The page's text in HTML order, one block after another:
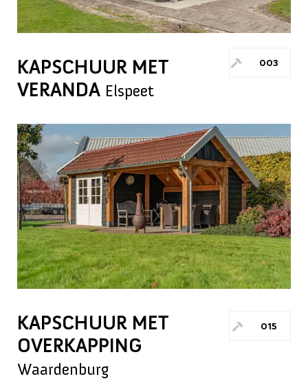
KAPSCHUUR MET
VERANDA Elspeet
003
KAPSCHUUR MET
OVERKAPPING
Waardenburg
015